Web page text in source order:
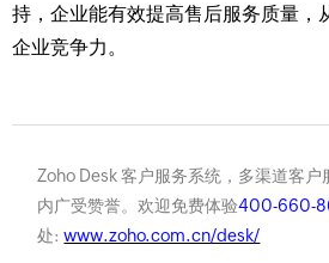
持，企业能有效提高售后服务质量，
企业竞争力。
Zoho Desk 客户服务系统，多渠道客户
内广受赞誉。欢迎免费体验400-660-
处:www.zoho.com.cn/desk/